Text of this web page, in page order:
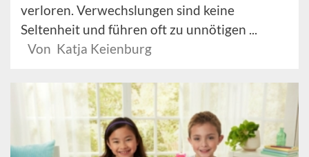
verloren. Verwechslungen sind keine
Seltenheit und führen oft zu unnötigen ...
Von Katja Keienburg